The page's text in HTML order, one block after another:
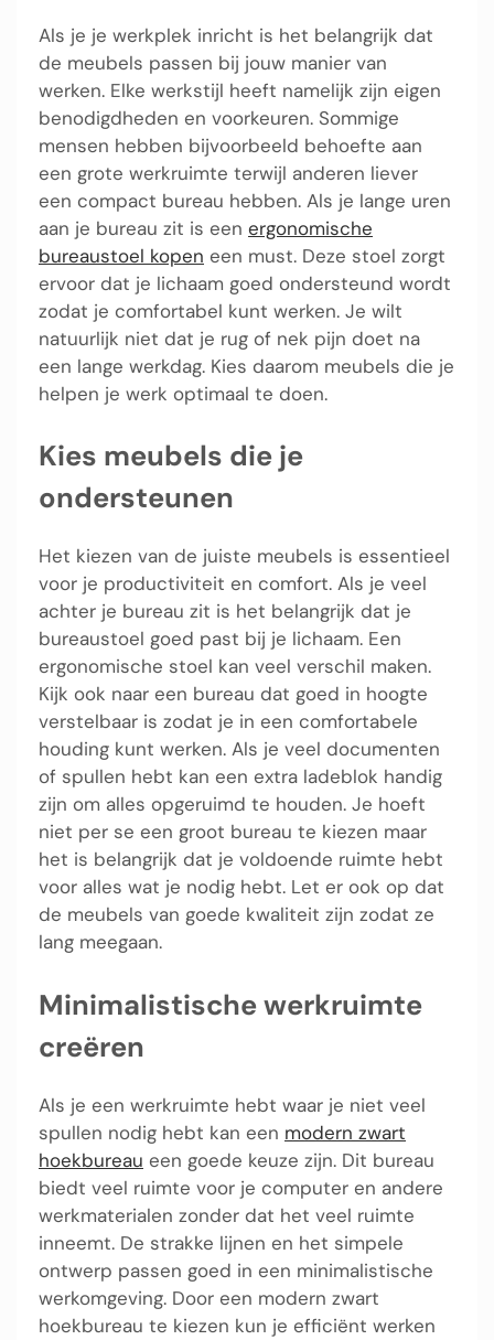
Als je je werkplek inricht is het belangrijk dat
de meubels passen bij jouw manier van
werken. Elke werkstijl heeft namelijk zijn eigen
benodigdheden en voorkeuren. Sommige
mensen hebben bijvoorbeeld behoefte aan
een grote werkruimte terwijl anderen liever
een compact bureau hebben. Als je lange uren
aan je bureau zit is een ergonomische
bureaustoel kopen een must. Deze stoel zorgt
ervoor dat je lichaam goed ondersteund wordt
zodat je comfortabel kunt werken. Je wilt
natuurlijk niet dat je rug of nek pijn doet na
een lange werkdag. Kies daarom meubels die je
helpen je werk optimaal te doen.
Kies meubels die je
ondersteunen
Het kiezen van de juiste meubels is essentieel
voor je productiviteit en comfort. Als je veel
achter je bureau zit is het belangrijk dat je
bureaustoel goed past bij je lichaam. Een
ergonomische stoel kan veel verschil maken.
Kijk ook naar een bureau dat goed in hoogte
verstelbaar is zodat je in een comfortabele
houding kunt werken. Als je veel documenten
of spullen hebt kan een extra ladeblok handig
zijn om alles opgeruimd te houden. Je hoeft
niet per se een groot bureau te kiezen maar
het is belangrijk dat je voldoende ruimte hebt
voor alles wat je nodig hebt. Let er ook op dat
de meubels van goede kwaliteit zijn zodat ze
lang meegaan.
Minimalistische werkruimte
creëren
Als je een werkruimte hebt waar je niet veel
spullen nodig hebt kan een modern zwart
hoekbureau een goede keuze zijn. Dit bureau
biedt veel ruimte voor je computer en andere
werkmaterialen zonder dat het veel ruimte
inneemt. De strakke lijnen en het simpele
ontwerp passen goed in een minimalistische
werkomgeving. Door een modern zwart
hoekbureau te kiezen kun je efficiënt werken